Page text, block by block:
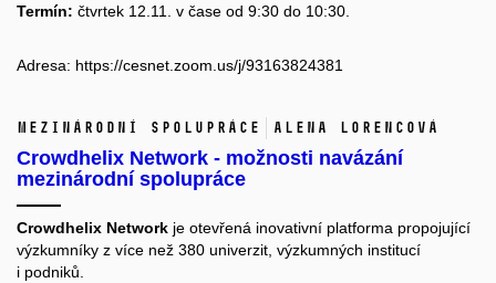
Termín: čtvrtek 12.11. v čase od 9:30 do 10:30.
Adresa: https://cesnet.zoom.us/j/93163824381
Mezinárodní spolupráce Alena Lorencová
Crowdhelix Network - možnosti navázání
mezinárodní spolupráce
Crowdhelix Network je otevřená inovativní platforma propojující
výzkumníky z více než 380 univerzit, výzkumných institucí
i podniků.